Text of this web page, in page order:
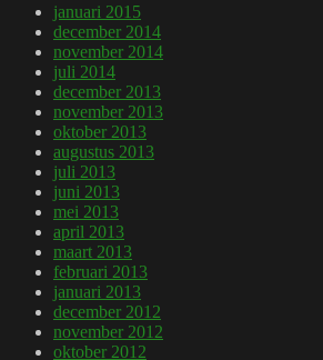
januari 2015
december 2014
november 2014
juli 2014
december 2013
november 2013
oktober 2013
augustus 2013
juli 2013
juni 2013
mei 2013
april 2013
maart 2013
februari 2013
januari 2013
december 2012
november 2012
oktober 2012